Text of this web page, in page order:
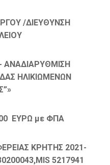
/ΔΙΕΥΘΥΝΣΗ
ΑΝΑΔΙΑΡΥΘΜΙΣΗ
ΗΛΙΚΙΩΜΕΝΩΝ
ΕΥΡΩ με ΦΠΑ
ΚΡΗΤΗΣ 2021-
5217941